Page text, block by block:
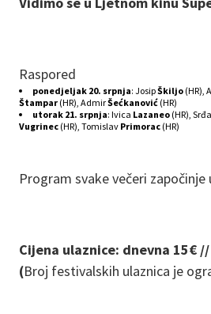
Raspored
ponedjeljak 20. srpnja: JosipŠkiljo (HR),
Štampar (HR), AdmirŠećkanović (HR)
utorak 21. srpnja: Ivica Lazaneo (HR),
Vugrinec (HR), Tomislav Primorac (HR)
Program svake večeri započinje
Cijena ulaznice: dnevna 15€
(Broj festivalskih ulaznica je